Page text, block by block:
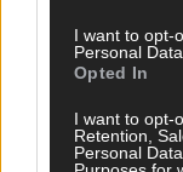
I want to opt-
Personal
Opted In
I want to opt-
Retention,
Personal
Neue